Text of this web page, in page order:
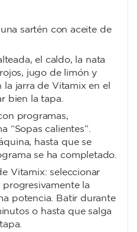
sartén con aceite de
el caldo, la nata
jugo de limón y
jarra de Vitamix en el
bien la tapa.
programas,
“Sopas calientes”.
hasta que se
se ha completado.
Vitamix: seleccionar
la
potencia. Batir durante
o hasta que salga